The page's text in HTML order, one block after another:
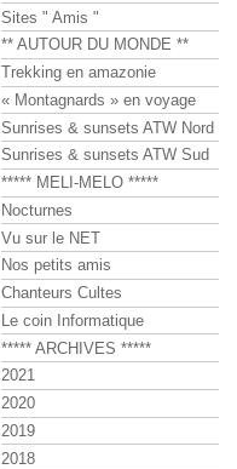
Sites " Amis "
** AUTOUR DU MONDE **
Trekking en amazonie
« Montagnards » en voyage
Sunrises & sunsets ATW Nord
Sunrises & sunsets ATW Sud
***** MELI-MELO *****
Nocturnes
Vu sur le NET
Nos petits amis
Chanteurs Cultes
Le coin Informatique
***** ARCHIVES *****
2021
2020
2019
2018